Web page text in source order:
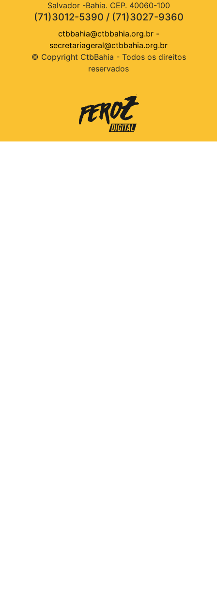
Salvador -Bahia. CEP. 40060-100
(71)3012-5390 / (71)3027-9360
ctbbahia@ctbbahia.org.br-
secretariageral@ctbbahia.org.br
© Copyright CtbBahia - Todos os direitos
reservados